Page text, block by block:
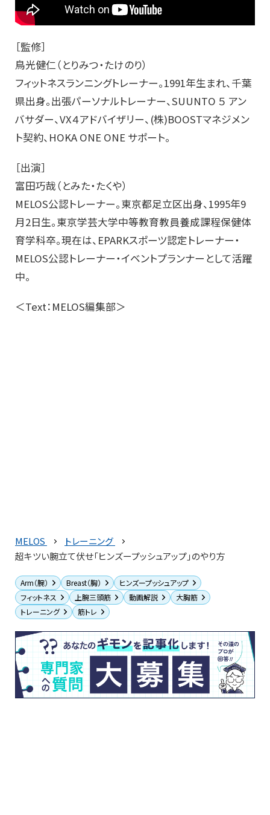
［監修］
鳥光健仁（とりみつ・たけのり）
フィットネスランニングトレーナー。1991年生まれ、千葉
県出身。出張パーソナルトレーナー、SUUNTO ５ アン
バサダー、VX４アドバイザリー、(株)BOOSTマネジメン
ト契約、HOKA ONE ONE サポート。
［出演］
富田巧哉（とみた・たくや）
MELOS公認トレーナー。東京都足立区出身、1995年9
月2日生。東京学芸大学中等教育教員養成課程保健体
育学科卒。現在は、EPARKスポーツ認定トレーナー・
MELOS公認トレーナー・イベントプランナーとして活躍
中。
＜Text：MELOS編集部＞
MELOS
トレーニング
超キツい腕立て伏せ「ヒンズープッシュアップ」のやり方
Arm（腕） Breast（胸）
ヒンズープッシュアップ
フィットネス
上腕三頭筋 動画解説
大胸筋
トレーニング
筋トレ